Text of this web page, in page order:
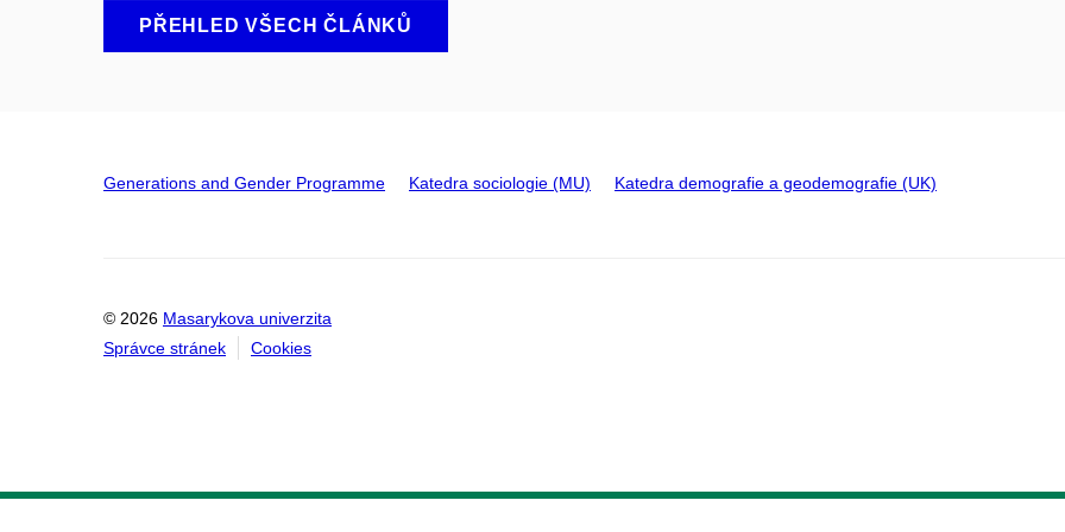
PŘEHLED VŠECH ČLÁNKŮ
Generations and Gender Programme Katedra sociologie (MU) Katedra demografie a geodemografie (UK)
© 2026 Masarykova univerzita
Správce stránek
Cookies